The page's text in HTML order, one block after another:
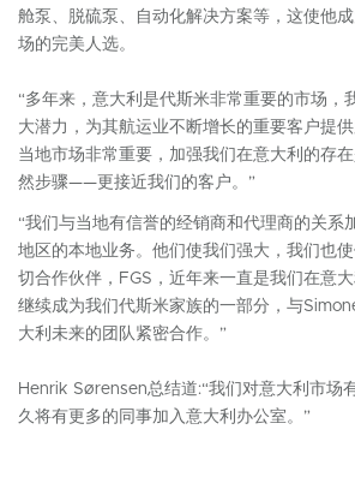
舱泵、脱硫泵、自动化解决方案等，这使他
场的完美人选。
“多年来，意大利是代斯米非常重要的市场，
大潜力，为其航运业不断增长的重要客户提
当地市场非常重要，加强我们在意大利的存
然步骤——更接近我们的客户。”
“我们与当地有信誉的经销商和代理商的关系
地区的本地业务。他们使我们强大，我们也
切合作伙伴，FGS，近年来一直是我们在意
继续成为我们代斯米家族的一部分，与
大利未来的团队紧密合作。”
Henrik Sørensen总结道:“我们对意大利市场
久将有更多的同事加入意大利办公室。”